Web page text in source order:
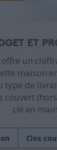
ET
un
maison
type de
couvert
clé en
Clos